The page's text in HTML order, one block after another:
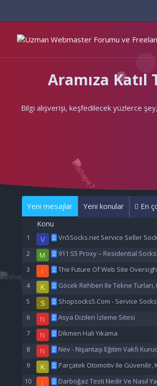
Aramıza
Bilgi alışverişi, keşfedilecek yüzlerce
Yeni mesajlar Yeni konular En
Konu
V Vn5Socks.net Service Seller
M 911 S5 Proxy – Residential
I The Future Of Web Site
K Göcek Rehberi Ile Tekne
S Shopsocks5.Com - Service
N Asya Dizileri İzleme Sitesi
N Dikmen Halı Yıkama
N Nev - Nişantaşı Eğitim Vakfı
K Parçatek Otomotiv Ile Güvenilir,
I Darboğaz Testi Nedir Ve Nasıl